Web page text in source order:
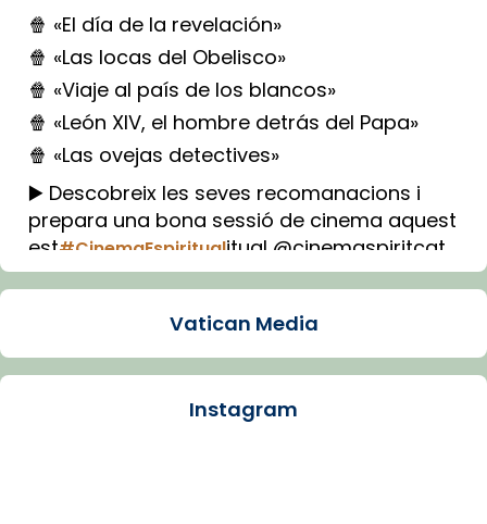
🍿 «El día de la revelación»
🍿 «Las locas del Obelisco»
🍿 «Viaje al país de los blancos»
🍿 «León XIV, el hombre detrás del Papa»
🍿 «Las ovejas detectives»
▶️ Descobreix les seves recomanacions i
prepara una bona sessió de cinema aquest
est#CinemaEspiritualitual @cinemaspiritcat
Imatge: Generada amb IA (OpenAI)
Arquebisbat de Barcelona
Vatican Media
Instagram